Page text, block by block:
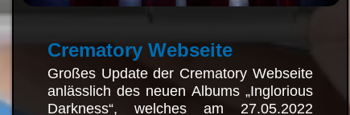
Crematory Webseite
Großes Update der Crematory
Webseite anlässlich des neuen
Albums „Inglorious Darkness“,